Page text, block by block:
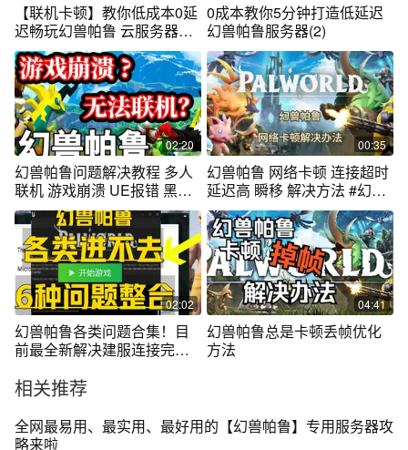
【联机卡顿】教你低成本0延
迟畅玩幻兽帕鲁 云服务器性
价比推荐
0成本教你5分钟打造低延迟
幻兽帕鲁服务器(2)
02:20
幻兽帕鲁问题解决教程 多人
联机 游戏崩溃 UE报错 黑屏
攻略汇总
00:35
幻兽帕鲁 网络卡顿 连接超时
延迟高 瞬移 解决方法 #幻兽
帕鲁
02:02
幻兽帕鲁各类问题合集！目
前最全新解决建服连接完整
04:41
幻兽帕鲁总是卡顿丢帧优化
方法
相关推荐
全网最易用、最实用、最好用的【幻兽帕鲁】专用服务器攻
略来啦